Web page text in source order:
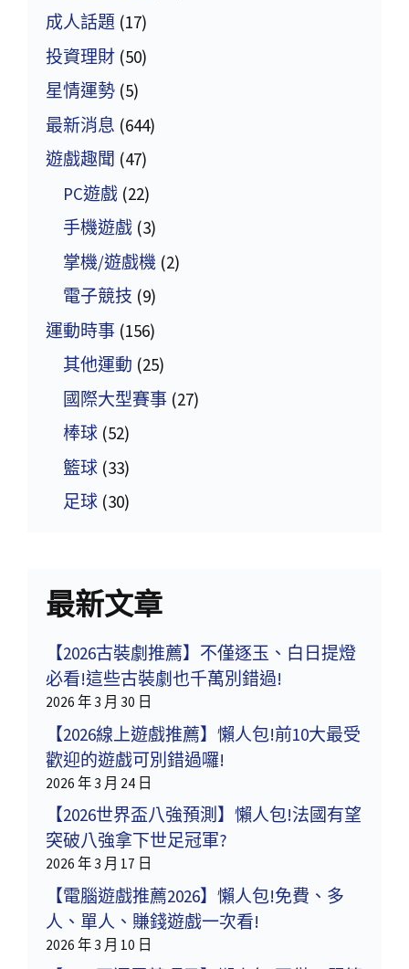
成人話題 (17)
投資理財 (50)
星情運勢 (5)
最新消息 (644)
遊戲趣聞 (47)
PC遊戲 (22)
手機遊戲 (3)
掌機/遊戲機 (2)
電子競技 (9)
運動時事 (156)
其他運動 (25)
國際大型賽事 (27)
棒球 (52)
籃球 (33)
足球 (30)
最新文章
【2026古裝劇推薦】不僅逐玉、白日提燈
必看!這些古裝劇也千萬別錯過!
2026 年 3 月 30 日
【2026線上遊戲推薦】懶人包!前10大最受
歡迎的遊戲可別錯過囉!
2026 年 3 月 24 日
【2026世界盃八強預測】懶人包!法國有望
突破八強拿下世足冠軍?
2026 年 3 月 17 日
【電腦遊戲推薦2026】懶人包!免費、多
人、單人、賺錢遊戲一次看!
2026 年 3 月 10 日